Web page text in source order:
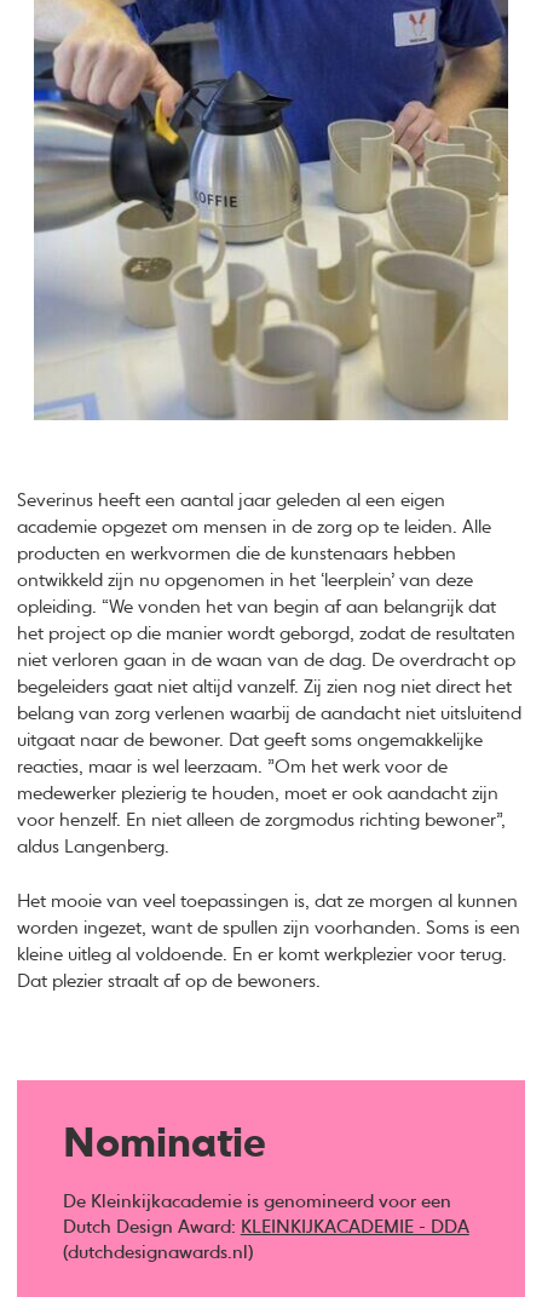
Severinus heeft een aantal jaar geleden al een eigen
academie opgezet om mensen in de zorg op te leiden. Alle
producten en werkvormen die de kunstenaars hebben
ontwikkeld zijn nu opgenomen in het ‘leerplein’ van deze
opleiding. “We vonden het van begin af aan belangrijk dat
het project op die manier wordt geborgd, zodat de resultaten
niet verloren gaan in de waan van de dag. De overdracht op
begeleiders gaat niet altijd vanzelf. Zij zien nog niet direct het
belang van zorg verlenen waarbij de aandacht niet uitsluitend
uitgaat naar de bewoner. Dat geeft soms ongemakkelijke
reacties, maar is wel leerzaam. ”Om het werk voor de
medewerker plezierig te houden, moet er ook aandacht zijn
voor henzelf. En niet alleen de zorgmodus richting bewoner”,
aldus Langenberg.
Het mooie van veel toepassingen is, dat ze morgen al kunnen
worden ingezet, want de spullen zijn voorhanden. Soms is een
kleine uitleg al voldoende. En er komt werkplezier voor terug.
Dat plezier straalt af op de bewoners.
Nominatie
De Kleinkijkacademie is genomineerd voor een
Dutch Design Award: KLEINKIJKACADEMIE - DDA
(dutchdesignawards.nl)